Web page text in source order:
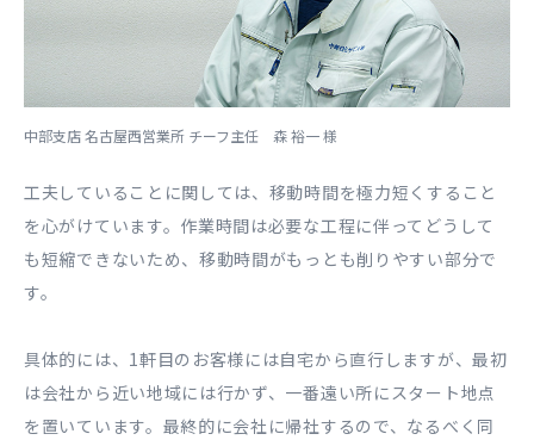
中部支店 名古屋西営業所 チーフ主任 森 裕一 様
⼯夫していることに関しては、移動時間を極⼒短くすること
を⼼がけています。作業時間は必要な⼯程に伴ってどうして
も短縮できないため、移動時間がもっとも削りやすい部分で
す。
具体的には、1軒⽬のお客様には⾃宅から直⾏しますが、最初
は会社から近い地域には⾏かず、⼀番遠い所にスタート地点
を置いています。最終的に会社に帰社するので、なるべく同